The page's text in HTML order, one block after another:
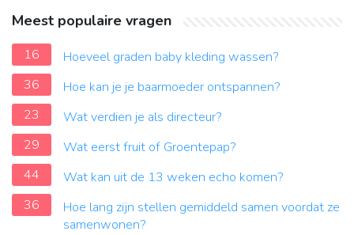
Meest populaire vragen
16
Hoeveel graden baby kleding wassen?
36
Hoe kan je je baarmoeder ontspannen?
23
Wat verdien je als directeur?
29
Wat eerst fruit of Groentepap?
44
Wat kan uit de 13 weken echo komen?
36
Hoe lang zijn stellen gemiddeld samen voordat ze
samenwonen?